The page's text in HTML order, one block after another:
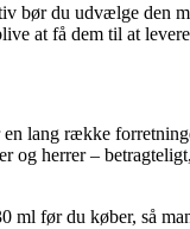
bør du udvælge den
at få dem til at
lang række
og herrer –
ml før du køber, så